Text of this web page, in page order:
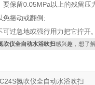
保留0.05MPa以上的残留压
摇动或翻倒;
急地或强行用力把它拧开。
吹仪全自动水浴吹扫感兴趣，想了